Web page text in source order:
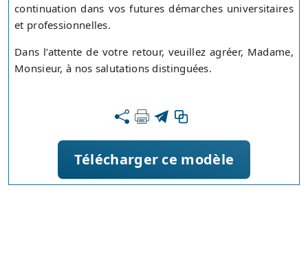
continuation dans vos futures démarches universitaires
et professionnelles.
Dans l’attente de votre retour, veuillez agréer, Madame,
Monsieur, à nos salutations distinguées.
Télécharger ce modèle